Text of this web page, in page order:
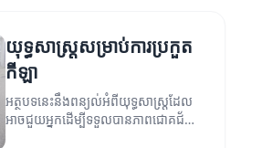
យុទ្ធសាស្ត្រសម្រាប់ការប្រកួត
កីឡា
អត្ថបទនេះនឹងពន្យល់អំពីយុទ្ធសាស្ត្រដែល
អាចជួយអ្នកដើម្បីទទួលបានភាពជោគជ័យ
ក្នុងការប្រកួតកីឡា។